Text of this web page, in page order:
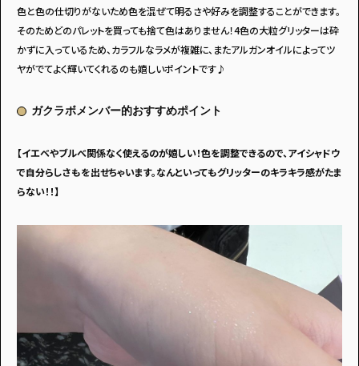
色と色の仕切りがないため色を混ぜて明るさや好みを調整することができます。
そのためどのパレットを買っても捨て色はありません！4色の大粒グリッターは砕
かずに入っているため、カラフルなラメが複雑に、またアルガンオイルによってツ
ヤがでてよく輝いてくれるのも嬉しいポイントです♪
ガクラボメンバー的おすすめポイント
【イエベやブルべ関係なく使えるのが嬉しい！色を調整できるので、アイシャドウ
で自分らしさもを出せちゃいます。なんといってもグリッターのキラキラ感がたま
らない！！】